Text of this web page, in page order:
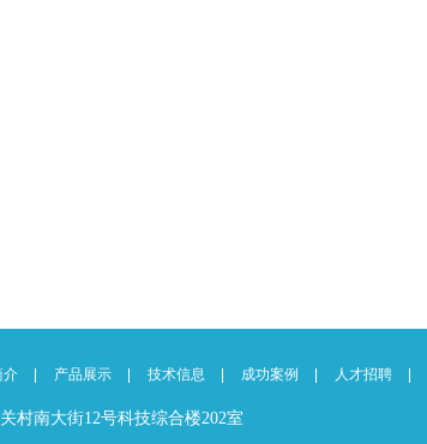
介 产品展示 技术信息 成功案例 人才招聘
村南大街12号科技综合楼202室